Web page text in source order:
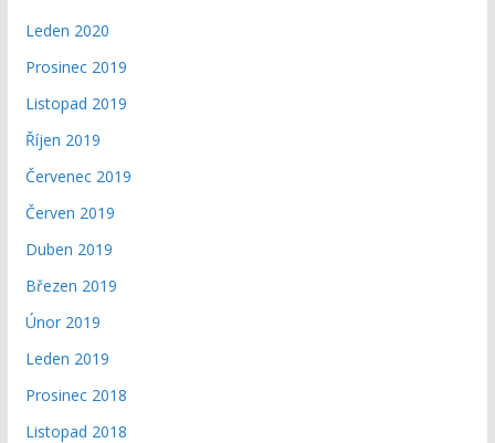
Leden 2020
Prosinec 2019
Listopad 2019
Říjen 2019
Červenec 2019
Červen 2019
Duben 2019
Březen 2019
Únor 2019
Leden 2019
Prosinec 2018
Listopad 2018